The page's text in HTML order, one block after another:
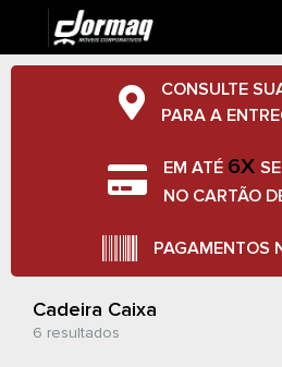
CONSULTE
PARA A
EM ATÉ 6X
NO CARTÃO
PAGAMENTOS
Cadeira Caixa
6 resultados